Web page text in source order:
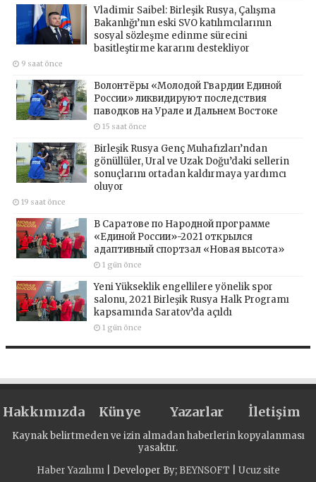
Vladimir Saibel: Birleşik Rusya, Çalışma
Bakanlığı’nın eski SVO katılımcılarının
sosyal sözleşme edinme sürecini
basitleştirme kararını destekliyor
9 saat önce
Волонтёры «Молодой Гвардии Единой
России» ликвидируют последствия
паводков на Урале и Дальнем Востоке
15 saat önce
Birleşik Rusya Genç Muhafızları’ndan
gönüllüler, Ural ve Uzak Doğu’daki sellerin
sonuçlarını ortadan kaldırmaya yardımcı
oluyor
19 saat önce
В Саратове по Народной программе
«Единой России»-2021 открылся
адаптивный спортзал «Новая высота»
1 gün önce
Yeni Yükseklik engellilere yönelik spor
salonu, 2021 Birleşik Rusya Halk Programı
kapsamında Saratov’da açıldı
1 gün önce
Hakkımızda Künye Yazarlar İletişim
Kaynak belirtmeden ve izin almadan haberlerin kopyalanması
yasaktır.
Haber Yazılımı| Developer By; BEYNSOFT Ucuz site